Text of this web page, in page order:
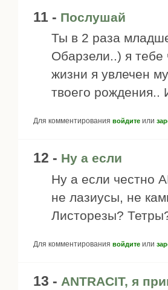
11 - Послушай
Ты в 2 раза
Обарзели..) я
жизни я увлечен
твоего
Для комментирования войдите или
12 - Ну а если
Ну а если честно
не лазиусы, не
Листорезы?
Для комментирования войдите или
13 - ANTRACIT, я